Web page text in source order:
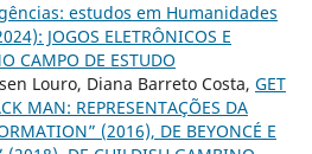
estudos em Humanidades
JOGOS ELETRÔNICOS E
CAMPO DE ESTUDO
Louro, Diana Barreto Costa, GET
MAN: REPRESENTAÇÕES DA
(2016), DE BEYONCÉ E